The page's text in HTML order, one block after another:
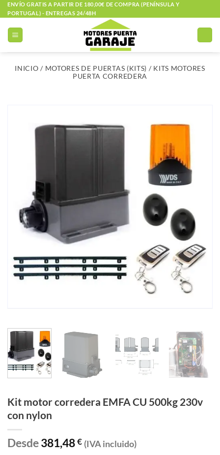
Saltar
al
contenido
ENVÍO GRATIS A PARTIR DE 180,00€ DE COMPRA (PENÍNSULA Y
PORTUGAL) - ENTREGAS 24/48H
INICIO / MOTORES DE PUERTAS (KITS) / KITS MOTORES
PUERTA CORREDERA
Kit motor corredera EMFA CU 500kg 230v
con nylon
Desde381,48€ (IVA incluido)